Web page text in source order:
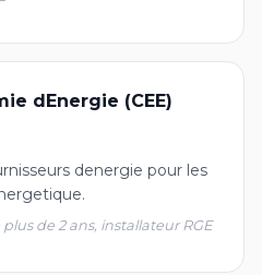
dEnergie (CEE)
denergie pour les
de 2 ans, installateur RGE